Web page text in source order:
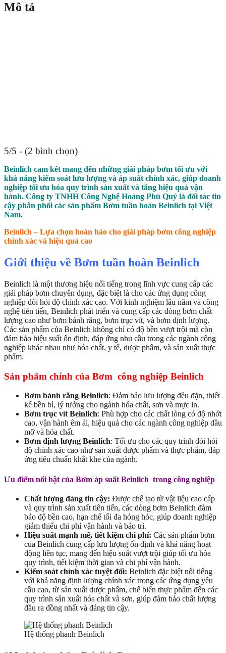
Mô tả
5/5 - (2 bình chọn)
Beinlich cam kết mang đến những giải pháp bơm tối ưu với
khả năng kiểm soát lưu lượng và áp suất chính xác, giúp doanh
nghiệp tối ưu hóa quy trình sản xuất và tăng hiệu quả vận
hành. Công ty TNHH Công Nghệ Hoàng Phú Quý là đối tác tin
cậy phân phối các sản phẩm Bơm tuần hoàn Beinlich tại Việt
Nam.
Beinlich – Lựa chọn hoàn hảo cho giải pháp bơm công nghiệp
chính xác và hiệu quả cao
Giới thiệu về Bơm tuần hoàn Beinlich
Beinlich là một thương hiệu nổi tiếng trong lĩnh vực cung cấp các
giải pháp bơm chuyên dụng, đặc biệt là cho các ứng dụng công
nghiệp đòi hỏi độ chính xác cao. Với kinh nghiệm lâu năm và công
nghệ tiên tiến, Beinlich phát triển và cung cấp các dòng bơm chất
lượng cao như bơm bánh răng, bơm trục vít, và bơm định lượng.
Các sản phẩm của Beinlich không chỉ có độ bền vượt trội mà còn
đảm bảo hiệu suất ổn định, đáp ứng nhu cầu trong các ngành công
nghiệp khác nhau như hóa chất, y tế, dược phẩm, và sản xuất thực
phẩm.
Sản phẩm chính của Bơm công nghiệp Beinlich
Bơm bánh răng Beinlich: Đảm bảo lưu lượng đều đặn, thiết
kế bền bỉ, lý tưởng cho ngành hóa chất, sơn và mực in.
Bơm trục vít Beinlich: Phù hợp cho các chất lỏng có độ nhớt
cao, vận hành êm ái, hiệu quả cho các ngành công nghiệp dầu
mỡ và hóa chất.
Bơm định lượng Beinlich: Tối ưu cho các quy trình đòi hỏi
độ chính xác cao như sản xuất dược phẩm và thực phẩm, đáp
ứng tiêu chuẩn khắt khe của ngành.
Ưu điểm nổi bật của Bơm áp suất Beinlich trong công nghiệp
Chất lượng đáng tin cậy: Được chế tạo từ vật liệu cao cấp
và quy trình sản xuất tiên tiến, các dòng bơm Beinlich đảm
bảo độ bền cao, hạn chế tối đa hỏng hóc, giúp doanh nghiệp
giảm thiểu chi phí vận hành và bảo trì.
Hiệu suất mạnh mẽ, tiết kiệm chi phí: Các sản phẩm bơm
của Beinlich cung cấp lưu lượng ổn định và khả năng hoạt
động liên tục, mang đến hiệu suất vượt trội giúp tối ưu hóa
quy trình, tiết kiệm thời gian và chi phí vận hành.
Kiểm soát chính xác tuyệt đối: Beinlich đặc biệt nổi tiếng
với khả năng định lượng chính xác trong các ứng dụng yêu
cầu cao, từ sản xuất dược phẩm, chế biến thực phẩm đến các
quy trình sản xuất hóa chất và sơn, giúp đảm bảo chất lượng
đầu ra đồng nhất và đáng tin cậy.
Hệ thống phanh Beinlich